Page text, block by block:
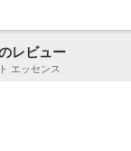
レビュー
エッセンス